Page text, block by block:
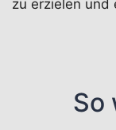
zu erzielen und
So